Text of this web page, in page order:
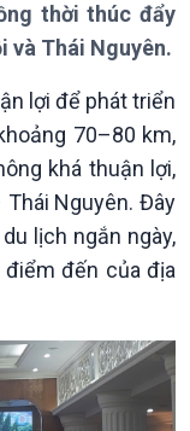
6h
12h
18h
21h30
mục
thời thúc đẩy
và Thái Nguyên.
lợi để phát triển
70–80 km,
khá thuận lợi,
Nguyên. Đây
lịch ngắn ngày,
đến của địa